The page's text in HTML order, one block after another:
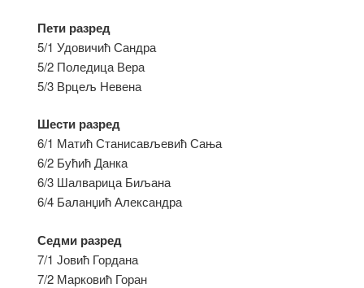
Пети разред
5/1 Удовичић Сандра
5/2 Поледица Вера
5/3 Врцељ Невена
Шести разред
6/1 Матић Станисављевић Сања
6/2 Бућић Данка
6/3 Шалварица Биљана
6/4 Баланџић Александра
Седми разред
7/1 Јовић Гордана
7/2 Марковић Горан